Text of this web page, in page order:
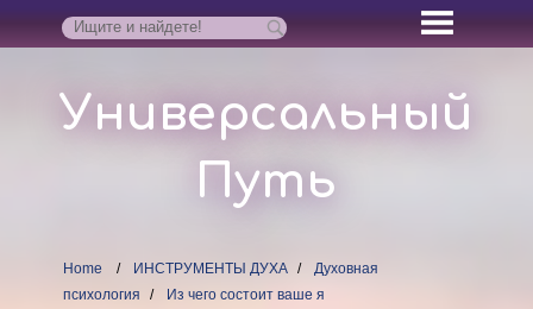
Универсальный
Путь
Home ИНСТРУМЕНТЫ ДУХА
Духовная
психология
Из чего состоит ваше я